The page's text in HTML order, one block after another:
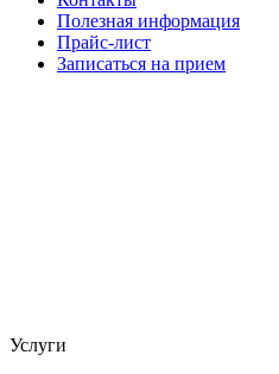
Полезная информация
Прайс-лист
Записаться на прием
Услуги